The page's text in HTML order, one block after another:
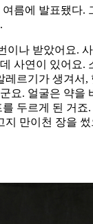
름에 발표됐다.
이나 받았어요.
사연이 있어요.
레르기가 생겨서,
요. 얼굴은 약을
두르게 된 거죠
지 만이천 장을